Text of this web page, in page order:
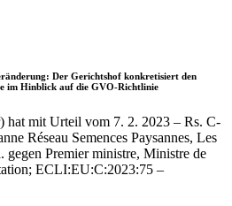
Der Gerichtshof konkretisiert den
im Hinblick auf die GVO-Richtlinie
hat mit Urteil vom 7. 2. 2023 – Rs. C-
Réseau Semences Paysannes, Les
gegen Premier ministre, Ministre de
ECLI:EU:C:2023:75 –